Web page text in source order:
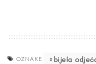
OZNAKE bijela